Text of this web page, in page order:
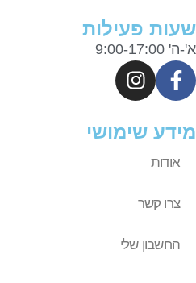
פעילות
17:00
שימושי
אודות
צרו קשר
החשבון שלי